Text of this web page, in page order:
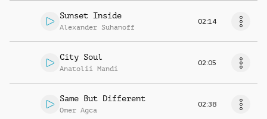
Sunset Inside
Alexander Suhanoff
02:14
City Soul
Anatolii Mandi
02:05
Same But Different
Omer Agca
02:38